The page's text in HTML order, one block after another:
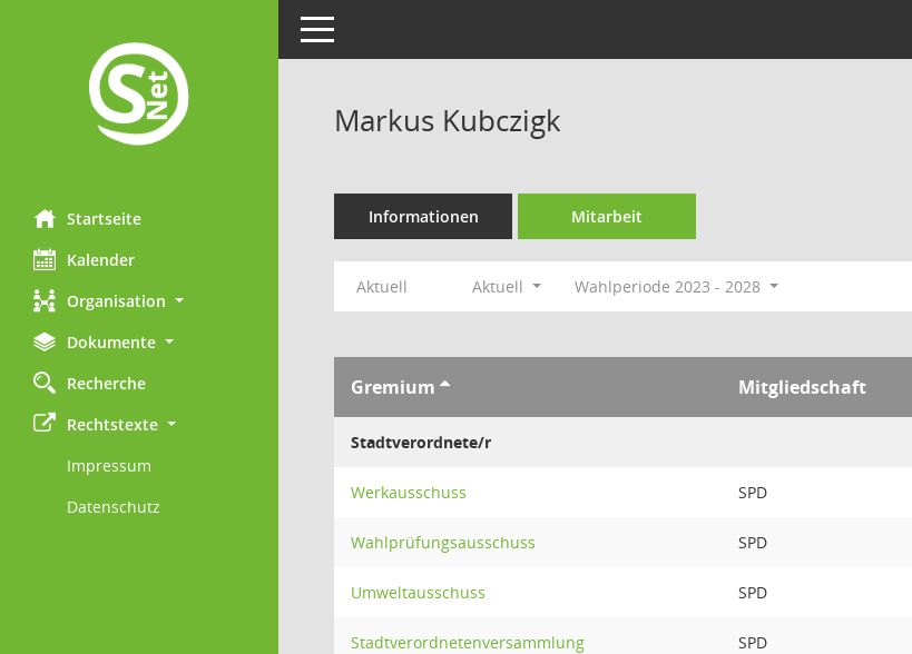
Startseite
Kalender
Organisation
Dokumente
Recherche
Rechtstexte
Impressum
Datenschutz
Toggle navigation
Markus Kubczigk
Informationen Mitarbeit
Aktuell Aktuell Wahlperiode 2023 - 2028
Gremium Mitgliedschaft
Stadtverordnete/r
Werkausschuss SPD
Wahlprüfungsausschuss SPD
Umweltausschuss SPD
Stadtverordnetenversammlung SPD